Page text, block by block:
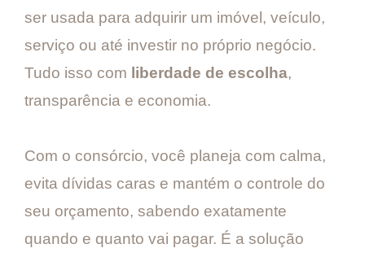
ser usada para adquirir um imóvel, veículo,
serviço ou até investir no próprio negócio.
Tudo isso com liberdade de escolha,
transparência e economia.
Com o consórcio, você planeja com calma,
evita dívidas caras e mantém o controle do
seu orçamento, sabendo exatamente
quando e quanto vai pagar. É a solução